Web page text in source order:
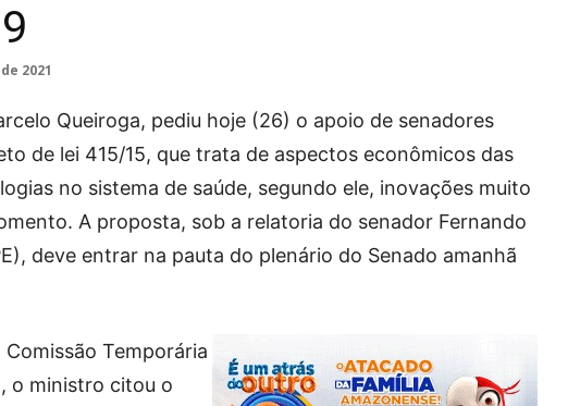
2021
Queiroga, pediu hoje (26) o apoio de senadores
de lei 415/15, que trata de aspectos econômicos das
no sistema de saúde, segundo ele, inovações muito
A proposta, sob a relatoria do senador Fernando
deve entrar na pauta do plenário do Senado amanhã
Temporária
o ministro citou o